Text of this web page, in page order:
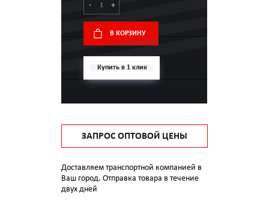
- +
В КОРЗИНУ
Купить в 1 клик
ЗАПРОС ОПТОВОЙ ЦЕНЫ
Доставляем транспортной компанией в
Ваш город. Отправка товара в течение
двух дней